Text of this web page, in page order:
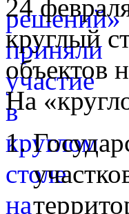
24
круглый
объектов
На